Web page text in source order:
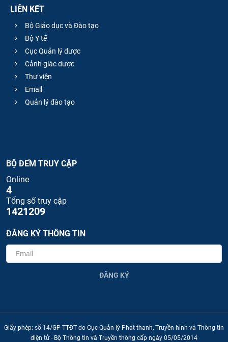
LIÊN KẾT
Bộ Giáo dục và Đào tạo
Bộ Y tế
Cục Quản lý dược
Cảnh giác dược
Thư viện
Email
Quản lý đào tạo
BỘ ĐẾM TRUY CẬP
Online
4
Tổng số truy cập
1421209
ĐĂNG KÝ THÔNG TIN
ĐĂNG KÝ
Giấy phép: số 14/GP-TTĐT do Cục Quản lý Phát thanh, Truyền hình và Thông tin
điện tử - Bộ Thông tin và Truyền thông cấp ngày 05/05/2014